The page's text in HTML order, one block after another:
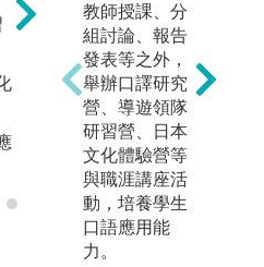
習
圖解:阿波舞交
流
版權:照片歸應
日系辦所有
教師授課、分
組討論、報告
發表等之外，
舉辦口譯研究
營、導遊領隊
研習營、日本
文化體驗營等
與職涯講座活
動，培養學生
口語應用能
力。